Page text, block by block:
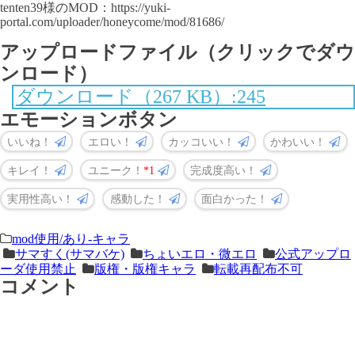
tenten39様のMOD：https://yuki-
portal.com/uploader/honeycome/mod/81686/
アップロードファイル（クリックでダウ
ンロード）
ダウンロード（267 KB）:245
エモーションボタン
いいね！ エロい！ カッコいい！ かわいい！
キレイ！ ユニーク！ 1 完成度高い！
実用性高い！ 感動した！ 面白かった！
＜
次
の
前
の
記
mod使用/あり-キャラ
サマすく(サマバケ)
ちょいエロ・微エロ
公式アップロ
ーダ使用禁止
版権・版権キャラ 転載再配布不可
コメント